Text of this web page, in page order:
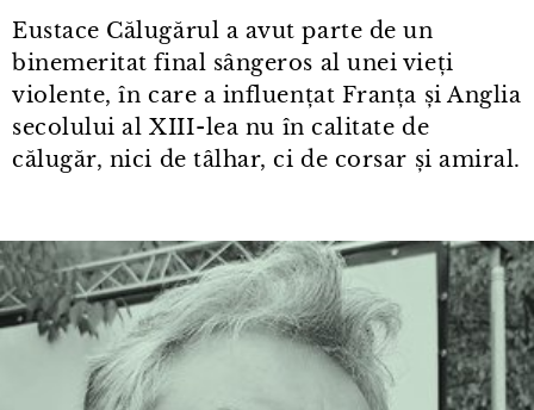
Eustace Călugărul a avut parte de un
binemeritat final sângeros al unei vieți
violente, în care a influențat Franța și Anglia
secolului al XIII⁠-⁠lea nu în calitate de
călugăr, nici de tâlhar, ci de corsar și amiral.